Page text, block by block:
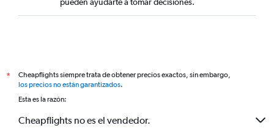
*
Cheapflights siempre trata de obtener precios exactos, sin embargo,
los precios no están garantizados.
Esta es la razón:
Cheapflights no es el vendedor.